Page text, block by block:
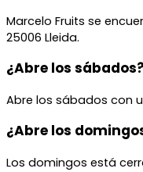
Marcelo Fruits se
25006 Lleida.
¿Abre los sábados?
Abre los sábados con
¿Abre los
Los domingos está